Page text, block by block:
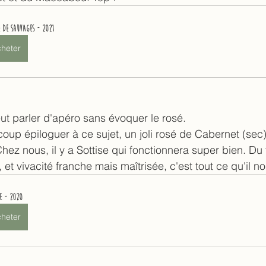
de Sauvages - 2021
parler d'apéro sans évoquer le rosé.
épiloguer à ce sujet, un joli rosé de Cabernet
nous, il y a Sottise qui fonctionnera super bien.
vivacité franche mais maîtrisée, c'est tout ce qu'il
- 2020